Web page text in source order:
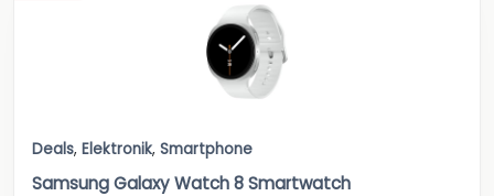
Deals, Elektronik, Smartphone
Samsung Galaxy Watch 8 Smartwatch